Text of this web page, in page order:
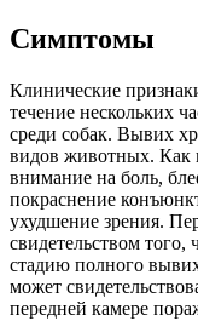
Симптомы
Клинические
течение нескольких
среди собак. Вывих
видов животных. Как
внимание на боль,
покраснение
ухудшение зрения.
свидетельством
стадию полного
может
передней камере